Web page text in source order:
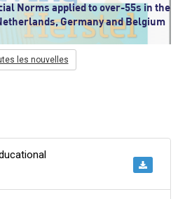
Norms applied to over-55s in the
Germany and Belgium
les nouvelles